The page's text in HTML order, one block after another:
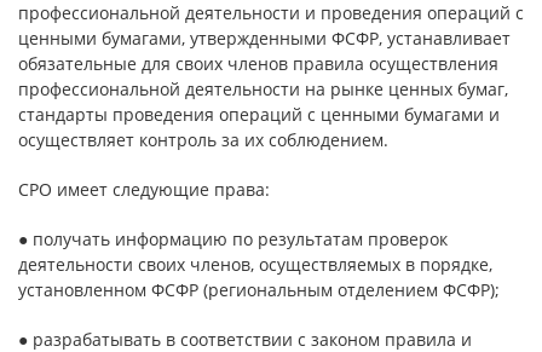
профессиональной деятельности и проведения операций с
ценными бумагами, утвержденными ФСФР, устанавливает
обязательные для своих членов правила осуществления
профессиональной деятельности на рынке ценных бумаг,
стандарты проведения операций с ценными бумагами и
осуществляет контроль за их соблюдением.
СРО имеет следующие права:
● получать информацию по результатам проверок
деятельности своих членов, осуществляемых в порядке,
установленном ФСФР (региональным отделением ФСФР);
● разрабатывать в соответствии с законом правила и